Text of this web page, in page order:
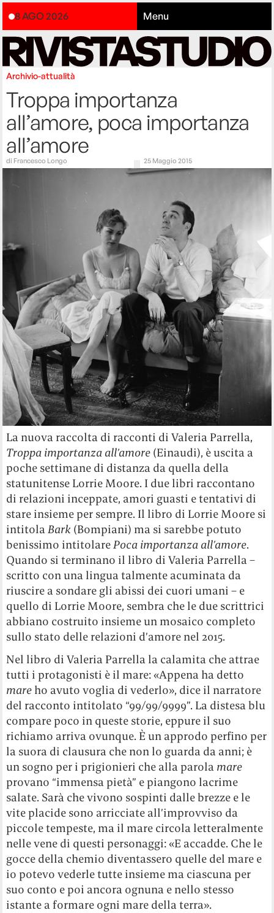
8 AGO 2026 Menu
Archivio-attualità
Troppa importanza
all’amore, poca importanza
all’amore
di Francesco Longo 25 Maggio 2015
La nuova raccolta di racconti di Valeria Parrella,
Troppa importanza all’amore (Einaudi), è uscita a
poche settimane di distanza da quella della
statunitense Lorrie Moore. I due libri raccontano
di relazioni inceppate, amori guasti e tentativi di
stare insieme per sempre. Il libro di Lorrie Moore si
intitolaBark (Bompiani) ma si sarebbe potuto
benissimo intitolarePoca importanza all’amore.
Quando si terminano il libro di Valeria Parrella –
scritto con una lingua talmente acuminata da
riuscire a sondare gli abissi dei cuori umani – e
quello di Lorrie Moore, sembra che le due scrittrici
abbiano costruito insieme un mosaico completo
sullo stato delle relazioni d’amore nel 2015.
Nel libro di Valeria Parrella la calamita che attrae
tutti i protagonisti è il mare: «Appena ha detto
mare ho avuto voglia di vederlo», dice il narratore
del racconto intitolato “99/99/9999”. La distesa blu
compare poco in queste storie, eppure il suo
richiamo arriva ovunque. È un approdo perfino per
la suora di clausura che non lo guarda da anni; è
un sogno per i prigionieri che alla parola mare
provano “immensa pietà” e piangono lacrime
salate. Sarà che vivono sospinti dalle brezze e le
vite placide sono arricciate all’improvviso da
piccole tempeste, ma il mare circola letteralmente
nelle vene di questi personaggi: «E accadde. Che le
gocce della chemio diventassero quelle del mare e
io potevo vederle tutte insieme ma ciascuna per
suo conto e poi ancora ognuna e nello stesso
istante a formare ogni mare della terra».